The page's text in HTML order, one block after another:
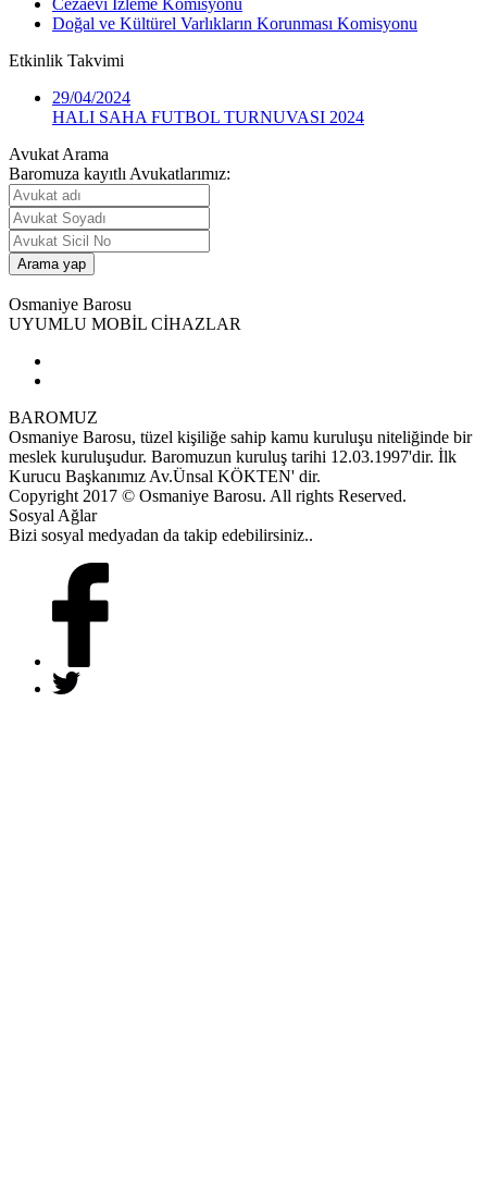
Cezaevi İzleme Komisyonu
Doğal ve Kültürel Varlıkların Korunması Komisyonu
Etkinlik Takvimi
29/04/2024
HALI SAHA FUTBOL TURNUVASI 2024
Avukat Arama
Baromuza kayıtlı Avukatlarımız:
Osmaniye Barosu
UYUMLU MOBİL CİHAZLAR
BAROMUZ
Osmaniye Barosu, tüzel kişiliğe sahip kamu kuruluşu niteliğinde bir
meslek kuruluşudur. Baromuzun kuruluş tarihi 12.03.1997'dir. İlk
Kurucu Başkanımız Av.Ünsal KÖKTEN' dir.
Copyright 2017 © Osmaniye Barosu. All rights Reserved.
Sosyal Ağlar
Bizi sosyal medyadan da takip edebilirsiniz..